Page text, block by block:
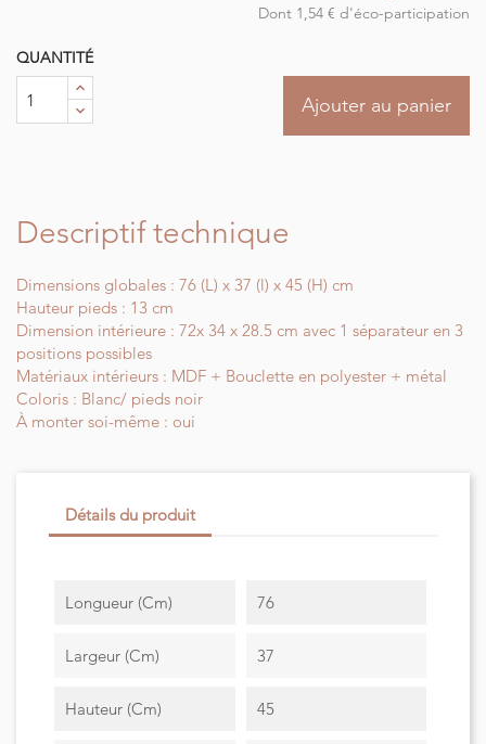
Dont 1,54 € d'éco-participation
QUANTITÉ
Ajouter au panier
Descriptif technique
Dimensions globales : 76 (L) x 37 (l) x 45 (H) cm
Hauteur pieds : 13 cm
Dimension intérieure : 72x 34 x 28.5 cm avec 1 séparateur en 3
positions possibles
Matériaux intérieurs : MDF + Bouclette en polyester + métal
Coloris : Blanc/ pieds noir
À monter soi-même : oui
Détails du produit
Longueur (cm) 76
Largeur (cm) 37
Hauteur (cm) 45